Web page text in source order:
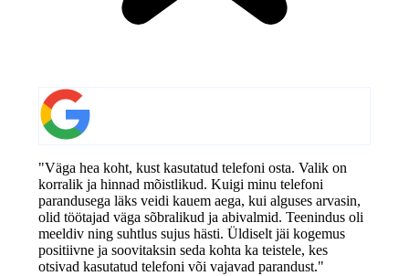
"Väga hea koht, kust kasutatud telefoni osta. Valik on
korralik ja hinnad mõistlikud. Kuigi minu telefoni
parandusega läks veidi kauem aega, kui alguses arvasin,
olid töötajad väga sõbralikud ja abivalmid. Teenindus oli
meeldiv ning suhtlus sujus hästi. Üldiselt jäi kogemus
positiivne ja soovitaksin seda kohta ka teistele, kes
otsivad kasutatud telefoni või vajavad parandust."